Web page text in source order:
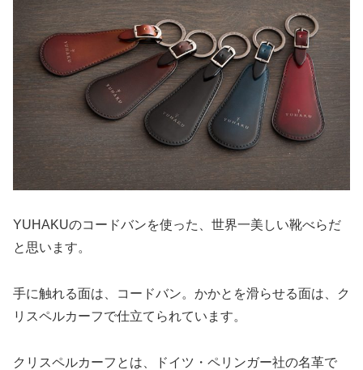
YUHAKUのコードバンを使った、世界一美しい靴べらだ
と思います。
手に触れる面は、コードバン。かかとを滑らせる面は、ク
リスペルカーフで仕立てられています。
クリスペルカーフとは、ドイツ・ペリンガー社の名革で